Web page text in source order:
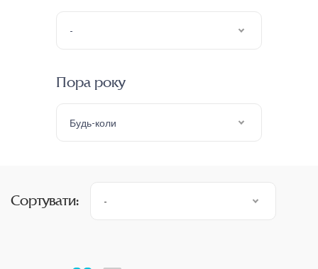
-
Пора року
Будь-коли
Сортувати: -